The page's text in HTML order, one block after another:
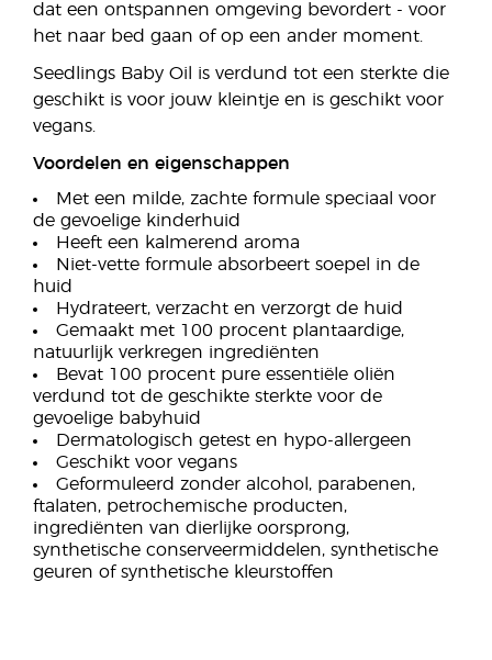
dat een ontspannen omgeving bevordert - voor
het naar bed gaan of op een ander moment.
Seedlings Baby Oil is verdund tot een sterkte die
geschikt is voor jouw kleintje en is geschikt voor
vegans.
Voordelen en eigenschappen
Met een milde, zachte formule speciaal voor
de gevoelige kinderhuid
Heeft een kalmerend aroma
Niet-vette formule absorbeert soepel in de
huid
Hydrateert, verzacht en verzorgt de huid
Gemaakt met 100 procent plantaardige,
natuurlijk verkregen ingrediënten
Bevat 100 procent pure essentiële oliën
verdund tot de geschikte sterkte voor de
gevoelige babyhuid
Dermatologisch getest en hypo-allergeen
Geschikt voor vegans
Geformuleerd zonder alcohol, parabenen,
ftalaten, petrochemische producten,
ingrediënten van dierlijke oorsprong,
synthetische conserveermiddelen, synthetische
geuren of synthetische kleurstoffen